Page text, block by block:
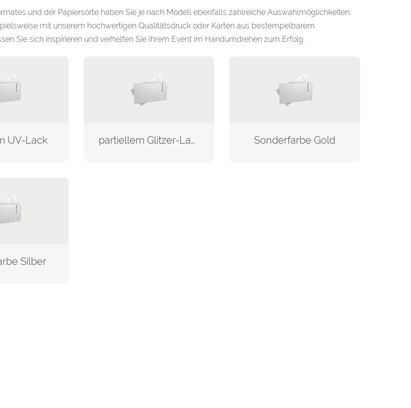
und der Papiersorte haben Sie je nach Modell ebenfalls zahlreiche Auswahlmöglichkeiten.
mit unserem hochwertigen Qualitätsdruck oder Karten aus bestempelbarem
Sie sich inspirieren und verhelfen Sie Ihrem Event im Handumdrehen zum Erfolg.
UV-Lack partiellem Glitzer-Lack Sonderfarbe Gold
Silber